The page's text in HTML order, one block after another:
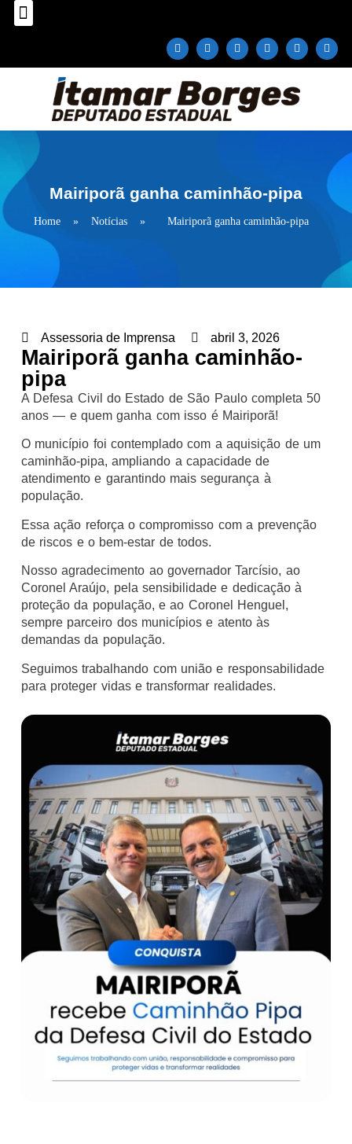
Mairiporã ganha caminhão-pipa
Home » Notícias » Mairiporã ganha caminhão-pipa
Assessoria de Imprensa abril 3, 2026
Mairiporã ganha caminhão-
pipa
A Defesa Civil do Estado de São Paulo completa 50
anos — e quem ganha com isso é Mairiporã!
O município foi contemplado com a aquisição de um
caminhão-pipa, ampliando a capacidade de
atendimento e garantindo mais segurança à
população.
Essa ação reforça o compromisso com a prevenção
de riscos e o bem-estar de todos.
Nosso agradecimento ao governador Tarcísio, ao
Coronel Araújo, pela sensibilidade e dedicação à
proteção da população, e ao Coronel Henguel,
sempre parceiro dos municípios e atento às
demandas da população.
Seguimos trabalhando com união e responsabilidade
para proteger vidas e transformar realidades.